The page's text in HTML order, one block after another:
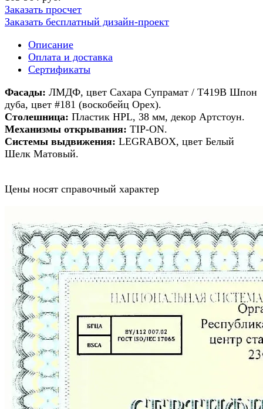
Заказать просчет
Заказать бесплатный дизайн-проект
Описание
Оплата и доставка
Сертификаты
Фасады: ЛМДФ, цвет Сахара Супрамат / Т419В Шпон
дуба, цвет #181 (воскобейц Орех).
Столешница: Пластик HPL, 38 мм, декор Артстоун.
Механизмы открывания: TIP-ON.
Системы выдвижения: LEGRABOX, цвет Белый
Шелк Матовый.
Цены носят справочный характер